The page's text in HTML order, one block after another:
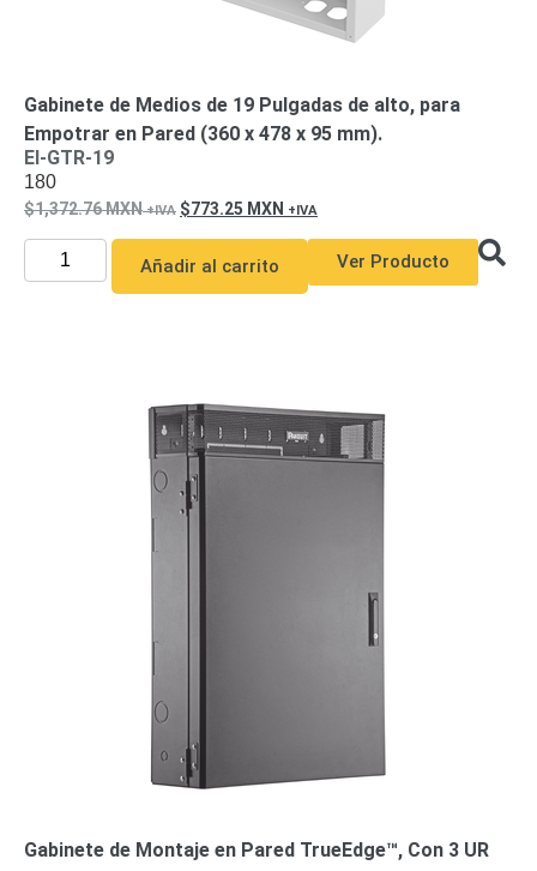
Gabinete de Medios de 19 Pulgadas de alto, para
Empotrar en Pared (360 x 478 x 95 mm).
EI-GTR-19
180
1,372.76MXN 773.25 MXN
Añadir al carrito Ver Producto
Gabinete de Montaje en Pared TrueEdge™, Con 3 UR